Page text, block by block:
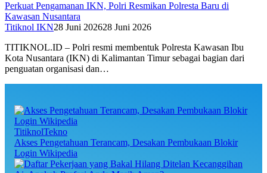
Perkuat Pengamanan IKN, Polri Resmikan Polresta Baru di
Kawasan Nusantara
Titiknol IKN28 Juni 202628 Juni 2026
TITIKNOL.ID – Polri resmi membentuk Polresta Kawasan Ibu
Kota Nusantara (IKN) di Kalimantan Timur sebagai bagian dari
penguatan organisasi dan…
TitiknolTekno
Akses Pengetahuan Terancam, Desakan Pembukaan Blokir
Login Wikipedia